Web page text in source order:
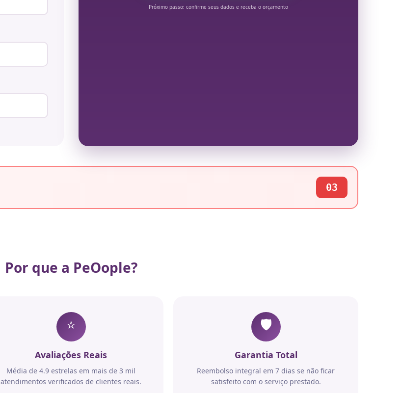
Próximo passo: confirme seus dados e receba o orçamento
03
Por que a PeOople?
⭐
Avaliações Reais
Média de 4.9 estrelas em mais de 3 mil
atendimentos verificados de clientes reais.
🛡️
Garantia Total
Reembolso integral em 7 dias se não ficar
satisfeito com o serviço prestado.